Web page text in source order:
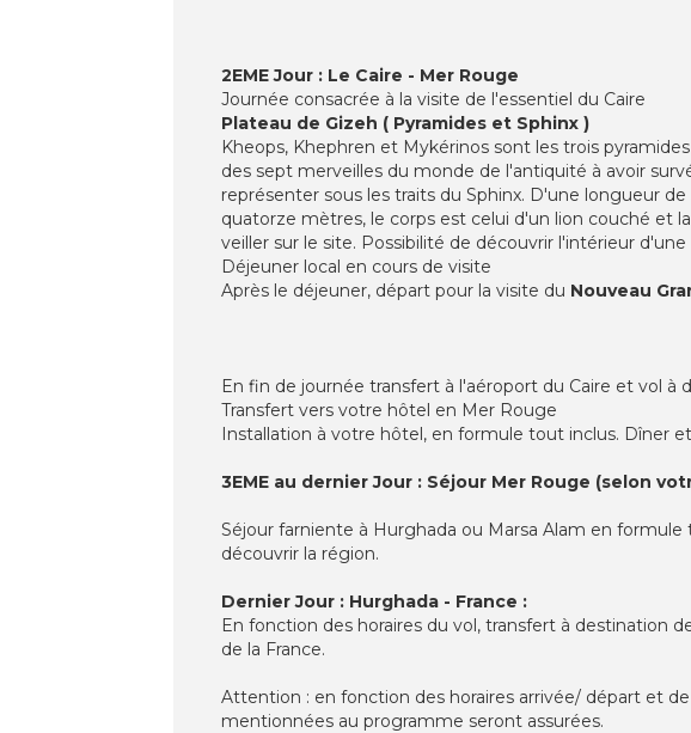
2EME Jour : Le Caire - Mer Rouge
Journée consacrée à la visite de l'essentiel du Caire
Plateau de Gizeh ( Pyramides et Sphinx )
Kheops, Khephren et Mykérinos sont les trois
des sept merveilles du monde de l'antiquité à avoir
représenter sous les traits du Sphinx. D'une longueur
quatorze mètres, le corps est celui d'un lion couché et
veiller sur le site. Possibilité de découvrir l'intérieur
Déjeuner local en cours de visite
Après le déjeuner, départ pour la visite du Nouveau
En fin de journée transfert à l'aéroport du Caire et vol à
Transfert vers votre hôtel en Mer Rouge
Installation à votre hôtel, en formule tout inclus. Dîner
3EME au dernier Jour : Séjour Mer Rouge (selon
Séjour farniente à Hurghada ou Marsa Alam en
découvrir la région.
Dernier Jour : Hurghada - France :
En fonction des horaires du vol, transfert à destination
de la France.
Attention : en fonction des horaires arrivée/ départ et
mentionnées au programme seront assurées.